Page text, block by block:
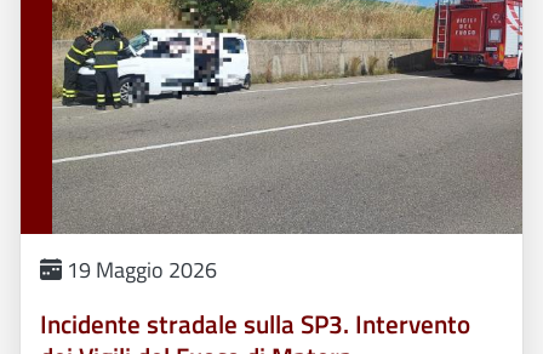
19 Maggio 2026
Incidente stradale sulla SP3. Intervento